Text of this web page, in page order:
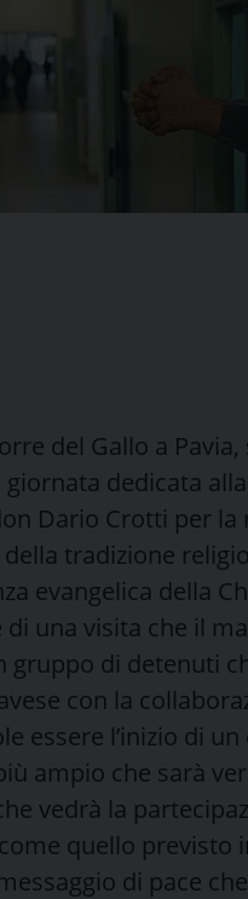
del Gallo a
dedicata
Dario Crotti per la
tradizione
evangelica della
una visita che il
di detenuti
con la
essere l’inizio di
ampio che sarà
vedrà la
quello previsto
di pace